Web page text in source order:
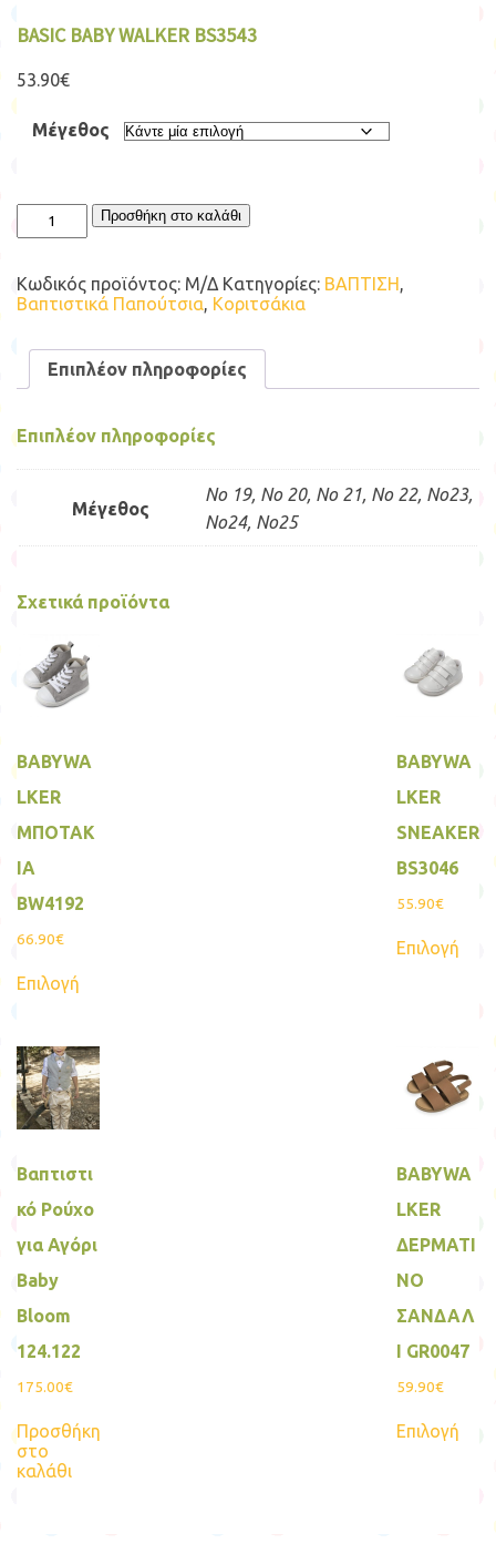
BASIC BABY WALKER BS3543
53.90€
Μέγεθος
BASIC
BABY
BS3543
ποσότητα
Προσθήκη στο καλάθι
Κωδικός προϊόντος: Μ/Δ Κατηγορίες: ΒΑΠΤΙΣΗ ,
Βαπτιστικά Παπούτσια, Κοριτσάκια
Επιπλέον πληροφορίες
Επιπλέον πληροφορίες
Μέγεθος
No 19, No 20, No 21, No 22, No23,
No24, No25
Σχετικά προϊόντα
BABYWA
LKER
ΜΠΟΤΑΚ
ΙΑ
BW4192
66.90€
Επιλογή
πολλαπλές
παραλλαγές.
Οι
επιλογές
μπορούν
στη
σελίδα
προϊόντος
BABYWA
LKER
SNEAKER
BS3046
55.90€
Επιλογήτο
να
Βαπτιστι
κό Ρούχο
για Αγόρι
Βaby
Bloom
124.122
175.00€
Προσθήκη
στο
καλάθι
BABYWA
LKER
ΔΕΡΜΑΤΙ
ΝΟ
ΣΑΝΔΑΛ
Ι GR0047
59.90€
Επιλογήτο